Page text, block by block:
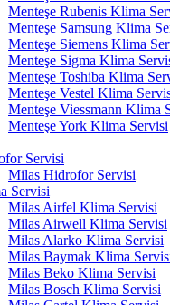
Menteşe Rubenis Klima
Menteşe Samsung Klima
Menteşe Siemens Klima
Menteşe Sigma Klima
Menteşe Toshiba Klima
Menteşe Vestel Klima
Menteşe Viessmann Klima
Menteşe York Klima Servisi
Servisi
Milas Hidrofor Servisi
Servisi
Milas Airfel Klima Servisi
Milas Airwell Klima Servisi
Milas Alarko Klima Servisi
Milas Baymak Klima
Milas Beko Klima Servisi
Milas Bosch Klima Servisi